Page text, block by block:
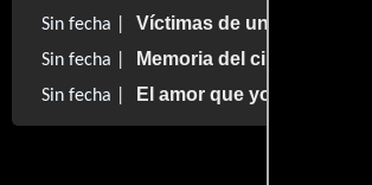
Sin fecha | Víctimas de un asesino
Sin fecha | Memoria del cine mexicano
Sin fecha | El amor que yo te di